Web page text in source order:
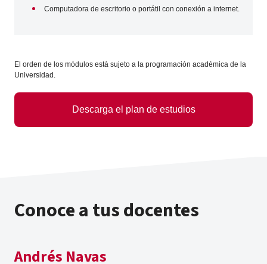
Computadora de escritorio o portátil con conexión a internet.
El orden de los módulos está sujeto a la programación académica de la
Universidad.
Descarga el plan de estudios
Conoce a tus docentes
Andrés Navas